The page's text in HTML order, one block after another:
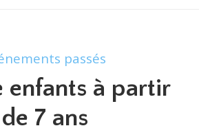
passés
enfants à partir
de 7 ans